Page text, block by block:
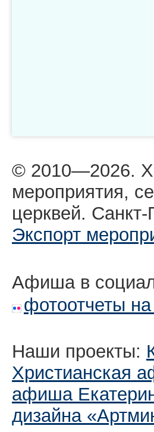
© 2010—2026.
мероприятия,
церквей.
Экспорт
Афиша в
фотоотчеты
Наши проекты:
Христианская
афиша
дизайна